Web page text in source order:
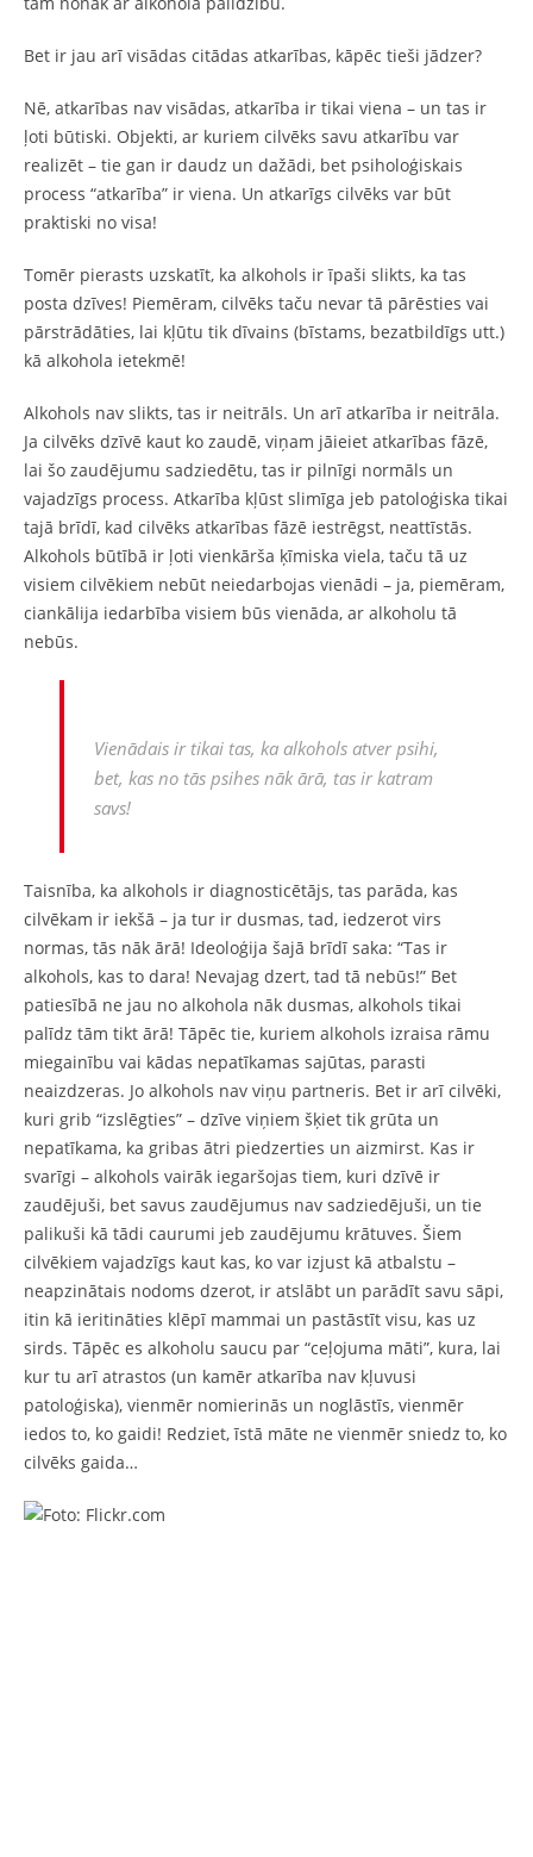
Bet ir jau arī visādas citādas atkarības, kāpēc tieši jādzer?
Nē, atkarības nav visādas, atkarība ir tikai viena – un tas ir
ļoti būtiski. Objekti, ar kuriem cilvēks savu atkarību var
realizēt – tie gan ir daudz un dažādi, bet psiholoģiskais
process “atkarība” ir viena. Un atkarīgs cilvēks var būt
praktiski no visa!
Tomēr pierasts uzskatīt, ka alkohols ir īpaši slikts, ka tas
posta dzīves! Piemēram, cilvēks taču nevar tā pārēsties vai
pārstrādāties, lai kļūtu tik dīvains (bīstams, bezatbildīgs utt.)
kā alkohola ietekmē!
Alkohols nav slikts, tas ir neitrāls. Un arī atkarība ir neitrāla.
Ja cilvēks dzīvē kaut ko zaudē, viņam jāieiet atkarības fāzē,
lai šo zaudējumu sadziedētu, tas ir pilnīgi normāls un
vajadzīgs process. Atkarība kļūst slimīga jeb patoloģiska tikai
tajā brīdī, kad cilvēks atkarības fāzē iestrēgst, neattīstās.
Alkohols būtībā ir ļoti vienkārša ķīmiska viela, taču tā uz
visiem cilvēkiem nebūt neiedarbojas vienādi – ja, piemēram,
ciankālija iedarbība visiem būs vienāda, ar alkoholu tā
nebūs.
Vienādais ir tikai tas, ka alkohols atverpsihi,
bet, kas no tās psihes nāk ārā, tas ir katram
savs!
Taisnība, ka alkohols ir diagnosticētājs, tas parāda, kas
cilvēkam ir iekšā – ja tur ir dusmas, tad, iedzerot virs
normas, tās nāk ārā! Ideoloģija šajā brīdī saka: “Tas ir
alkohols, kas to dara! Nevajag dzert, tad tā nebūs!” Bet
patiesībā ne jau no alkohola nāk dusmas, alkohols tikai
palīdz tām tikt ārā! Tāpēc tie, kuriem alkohols izraisa rāmu
miegainību vai kādas nepatīkamas sajūtas, parasti
neaizdzeras. Jo alkohols nav viņu partneris. Bet ir arī cilvēki,
kuri grib “izslēgties” – dzīve viņiem šķiet tik grūta un
nepatīkama, ka gribas ātri piedzerties un aizmirst. Kas ir
svarīgi – alkohols vairāk iegaršojas tiem, kuri dzīvē ir
zaudējuši, bet savus zaudējumus nav sadziedējuši, un tie
palikuši kā tādi caurumi jeb zaudējumu krātuves. Šiem
cilvēkiem vajadzīgs kaut kas, ko var izjust kā atbalstu –
neapzinātais nodoms dzerot, ir atslābt un parādīt savu sāpi,
itin kā ieritināties klēpī mammai un pastāstīt visu, kas uz
sirds. Tāpēc es alkoholu saucu par “ceļojuma māti”, kura, lai
kur tu arī atrastos (un kamēr atkarība nav kļuvusi
patoloģiska), vienmēr nomierinās un noglāstīs, vienmēr
iedos to, ko gaidi! Redziet, īstā māte ne vienmēr sniedz to, ko
cilvēks gaida…